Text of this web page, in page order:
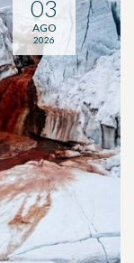
03
AGO
2026